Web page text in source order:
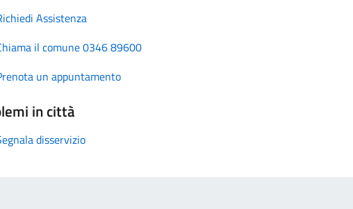
Assistenza
il comune 0346 89600
un appuntamento
in città
disservizio